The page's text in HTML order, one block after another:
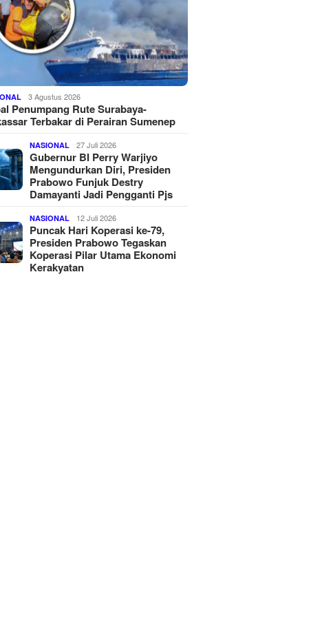
3 Agustus 2026
Penumpang Rute Surabaya-
Terbakar di Perairan Sumenep
NASIONAL 27 Juli 2026
Gubernur BI Perry Warjiyo
Mengundurkan Diri, Presiden
Prabowo Funjuk Destry
Damayanti Jadi Pengganti Pjs
NASIONAL 12 Juli 2026
Puncak Hari Koperasi ke-79,
Presiden Prabowo Tegaskan
Koperasi Pilar Utama Ekonomi
Kerakyatan